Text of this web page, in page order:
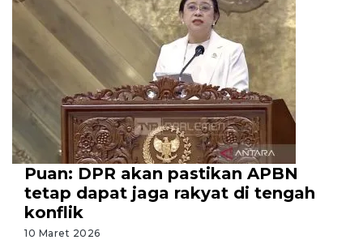
Puan: DPR akan pastikan APBN
tetap dapat jaga rakyat di tengah
konflik
10 Maret 2026